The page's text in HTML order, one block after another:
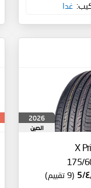
غدا
2026
الصين
X
175/
5 (9 تقييم)